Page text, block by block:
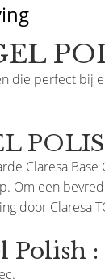
die perfect bij
Claresa
Om een
door Claresa
Polish
Prijsverlaging